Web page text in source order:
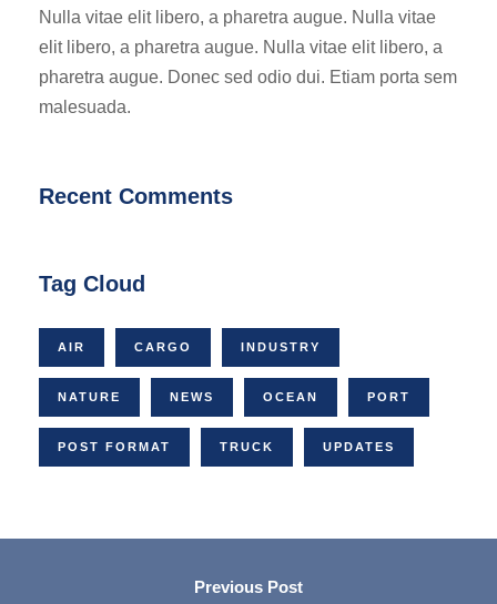
Nulla vitae elit libero, a pharetra augue. Nulla vitae
elit libero, a pharetra augue. Nulla vitae elit libero, a
pharetra augue. Donec sed odio dui. Etiam porta sem
malesuada.
Recent Comments
Tag Cloud
AIR CARGO INDUSTRY
NATURE NEWS OCEAN PORT
POST FORMAT TRUCK UPDATES
Previous Post